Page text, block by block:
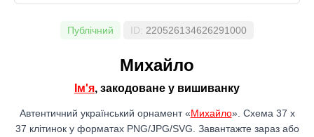
Публічний ID: 220526134626291000
Михайло
Ім'я, закодоване у вишиванку
Автентичний український орнамент «Михайло». Схема 37 x
37 клітинок у форматах PNG/JPG/SVG. Завантажте зараз або